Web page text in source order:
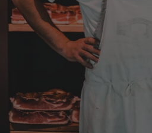
Tatsiana
Verifizierter Kunde
Schnelle